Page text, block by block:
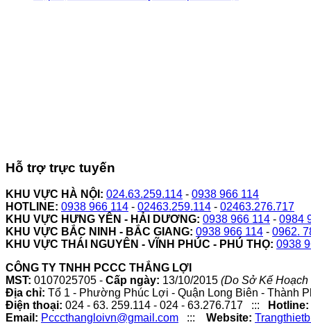
Hỗ trợ trực tuyến
KHU VỰC HÀ NỘI: 024.63.259.114 - 0938 966 114
HOTLINE: 0938 966 114 - 02463.259.114 - 02463.276.717
KHU VỰC HƯNG YÊN - HẢI DƯƠNG: 0938 966 114 - 0984
KHU VỰC BẮC NINH - BẮC GIANG: 0938 966 114 - 0962.
KHU VỰC THÁI NGUYÊN - VĨNH PHÚC - PHÚ THỌ: 0938
CÔNG TY TNHH PCCC THẮNG LỢI
MST: 0107025705 - Cấp ngày: 13/10/2015 (Do Sở Kế
Địa chỉ: Tổ 1 - Phường Phúc Lợi - Quận Long Biên - Thành
Điện thoại: 024 - 63. 259.114 - 024 - 63.276.717 ::: Hotline:
Email: Pcccthangloivn@gmail.com ::: Website: